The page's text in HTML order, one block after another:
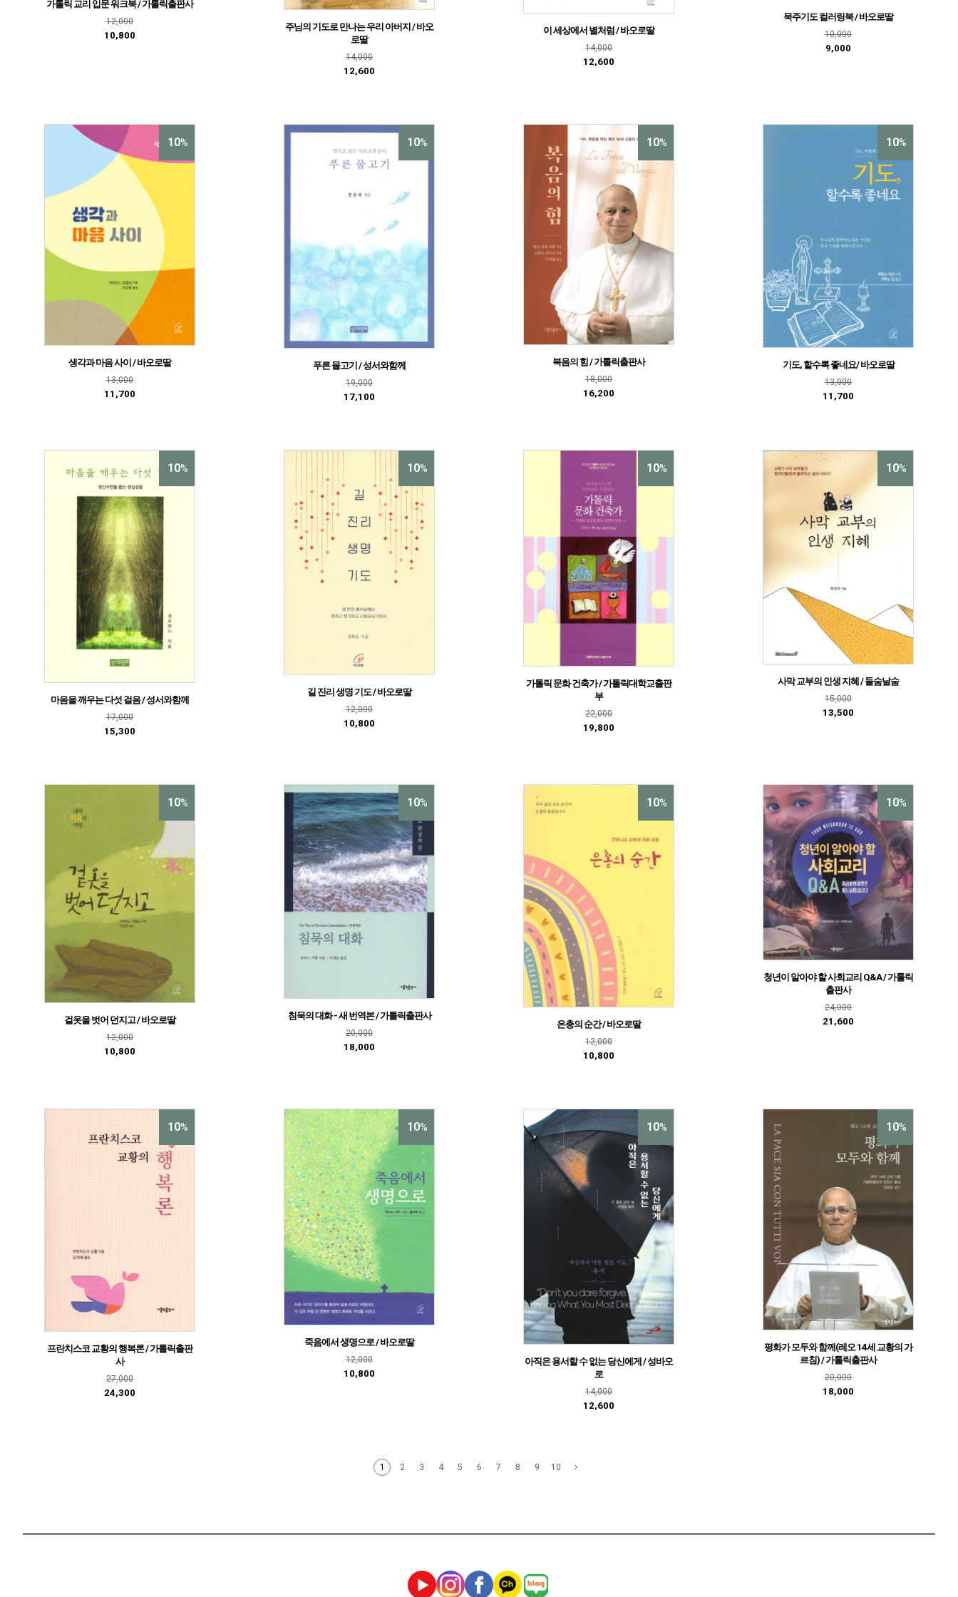
가톨릭 교리 입문 워크북 / 가톨릭출판사
12,000
10,800
주님의 기도로 만나는 우리 아버지 / 바오
로딸
14,000
12,600
이 세상에서 별처럼 / 바오로딸
14,000
12,600
묵주기도 컬러링북 / 바오로딸
10,000
9,000
10%
생각과 마음 사이 / 바오로딸
13,000
11,700
10%
푸른 물고기 / 성서와함께
19,000
17,100
10%
복음의 힘 / 가톨릭출판사
18,000
16,200
10%
기도, 할수록 좋네요/ 바오로딸
13,000
11,700
10%
마음을 깨우는 다섯 걸음 / 성서와함께
17,000
15,300
10%
길 진리 생명 기도 / 바오로딸
12,000
10,800
10%
가톨릭 문화 건축가 / 가톨릭대학교출판
부
22,000
19,800
10%
사막 교부의 인생 지혜 / 들숨날숨
15,000
13,500
10%
겉옷을 벗어 던지고 / 바오로딸
12,000
10,800
10%
침묵의 대화 - 새 번역본 / 가톨릭출판사
20,000
18,000
10%
은총의 순간 / 바오로딸
12,000
10,800
10%
청년이 알아야 할 사회교리 Q&A / 가톨릭
출판사
24,000
21,600
10%
프란치스코 교황의 행복론 / 가톨릭출판
사
27,000
24,300
10%
죽음에서 생명으로 / 바오로딸
12,000
10,800
10%
아직은 용서할 수 없는 당신에게 / 성바오
로
14,000
12,600
10%
평화가 모두와 함께(레오 14세 교황의 가
르침) / 가톨릭출판사
20,000
18,000
1 2 3 4 5 6 7 8 9 10